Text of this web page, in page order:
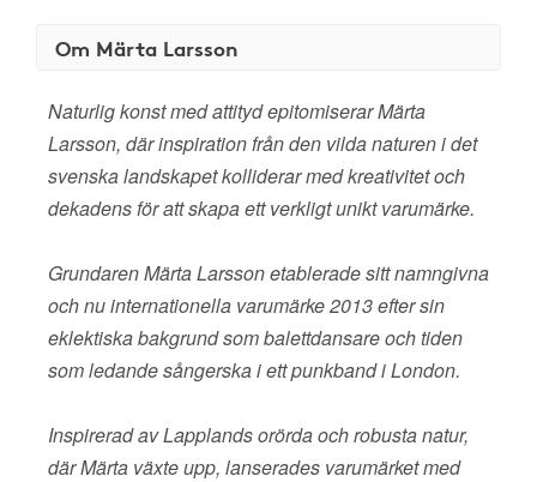
Om Märta Larsson
Naturlig konst med attityd epitomiserar Märta
Larsson, där inspiration från den vilda naturen i det
svenska landskapet kolliderar med kreativitet och
dekadens för att skapa ett verkligt unikt varumärke.
Grundaren Märta Larsson etablerade sitt namngivna
och nu internationella varumärke 2013 efter sin
eklektiska bakgrund som balettdansare och tiden
som ledande sångerska i ett punkband i London.
Inspirerad av Lapplands orörda och robusta natur,
där Märta växte upp, lanserades varumärket med